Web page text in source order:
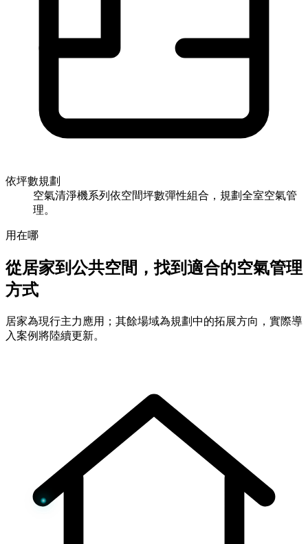
依坪數規劃
空氣清淨機系列依空間坪數彈性組合，規劃全室空氣管
理。
用在哪
從居家到公共空間，找到適合的空氣管理
方式
居家為現行主力應用；其餘場域為規劃中的拓展方向，實際導
入案例將陸續更新。